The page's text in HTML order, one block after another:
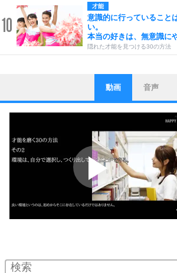
10
才能
意識的に行っていること
い。
本当の好きは、無意識に
隠れた才能を見つける30の方法
1
ストレス対策
他人と比べない。
いっそのこと、他人を見
いらいらしない人になる30の方法
プラス思考
ポジティブになれない原
ポジティブ思考になる30の方法
ストレス対策
人生、なんとかなるもの
気楽に生きる30の方法
4 器の大きい人は、怒りを
動画 音声
2.0倍速 （506KB 2分9秒）